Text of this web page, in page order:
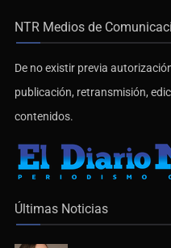
NTR Medios de
De no existir previa
publicación, retransmisión,
contenidos.
Últimas Noticias